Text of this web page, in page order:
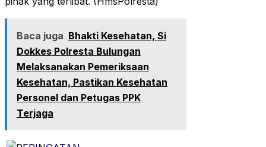
Baca juga Bhakti Kesehatan, Si
Dokkes Polresta Bulungan
Melaksanakan Pemeriksaan
Kesehatan, Pastikan Kesehatan
Personel dan Petugas PPK
Terjaga